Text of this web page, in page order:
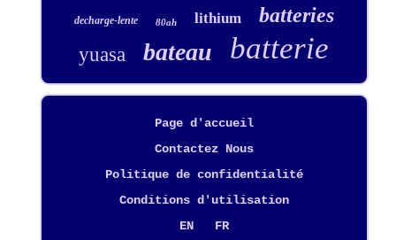
decharge-lente 80ah lithium batteries
yuasa bateau batterie
Page d'accueil
Contactez Nous
Politique de confidentialité
Conditions d'utilisation
EN
FR